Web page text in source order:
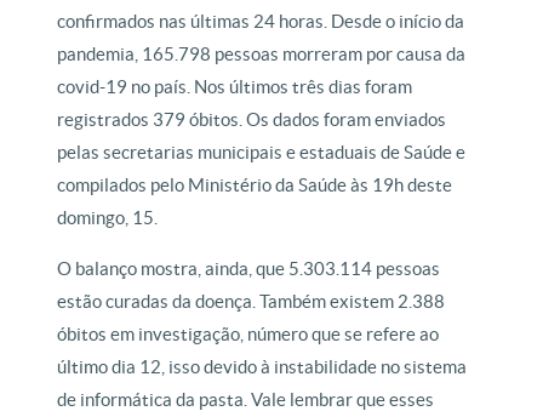
confirmados nas últimas 24 horas. Desde o início da
pandemia, 165.798 pessoas morreram por causa da
covid-19 no país. Nos últimos três dias foram
registrados 379 óbitos. Os dados foram enviados
pelas secretarias municipais e estaduais de Saúde e
compilados pelo Ministério da Saúde às 19h deste
domingo, 15.
O balanço mostra, ainda, que 5.303.114 pessoas
estão curadas da doença. Também existem 2.388
óbitos em investigação, número que se refere ao
último dia 12, isso devido à instabilidade no sistema
de informática da pasta. Vale lembrar que esses